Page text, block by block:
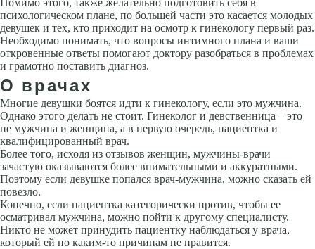
Помимо этого, также желательно подготовить себя в
психологическом плане, по большей части это касается молодых
девушек и тех, кто приходит на осмотр к гинекологу первый раз.
Необходимо понимать, что вопросы интимного плана и ваши
откровенные ответы помогают доктору разобраться в проблемах
и грамотно поставить диагноз.
О врачах
Многие девушки боятся идти к гинекологу, если это мужчина.
Однако этого делать не стоит. Гинеколог и девственница – это
не мужчина и женщина, а в первую очередь, пациентка и
квалифицированный врач.
Более того, исходя из отзывов женщин, мужчины-врачи
зачастую оказываются более внимательными и аккуратными.
Поэтому если девушке попался врач-мужчина, можно сказать ей
повезло.
Конечно, если пациентка категорически против, чтобы ее
осматривал мужчина, можно пойти к другому специалисту.
Никто не может принудить пациентку наблюдаться у врача,
который ей по каким-то причинам не нравится.